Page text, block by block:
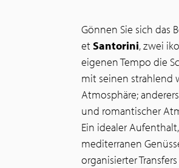
Gönnen Sie sich das
etSantorini, zwei
eigenen Tempo die
mit seinen strahlend
Atmosphäre;
und romantischer
Ein idealer
mediterranen
organisierter